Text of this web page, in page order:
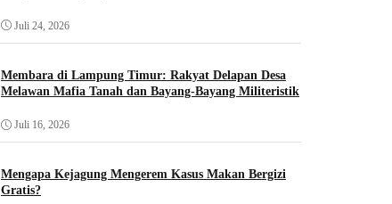
Juli 24, 2026
Membara di Lampung Timur: Rakyat Delapan Desa
Melawan Mafia Tanah dan Bayang-Bayang Militeristik
Juli 16, 2026
Mengapa Kejagung Mengerem Kasus Makan Bergizi
Gratis?